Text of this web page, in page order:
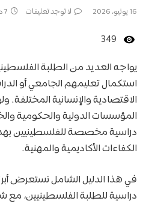
16 يونيو، 2026 لا توجد تعليقات 7 دقائق
349
يواجه العديد من الطلبة
استكمال تعليمهم الجامعي أو
الاقتصادية والإنسانية المختلفة.
المؤسسات الدولية والحكومية
دراسية مخصصة للفلسطينيين
الكفاءات الأكاديمية والمهنية.
في هذا الدليل الشامل نستعرض
دراسية للطلبة الفلسطينيين،